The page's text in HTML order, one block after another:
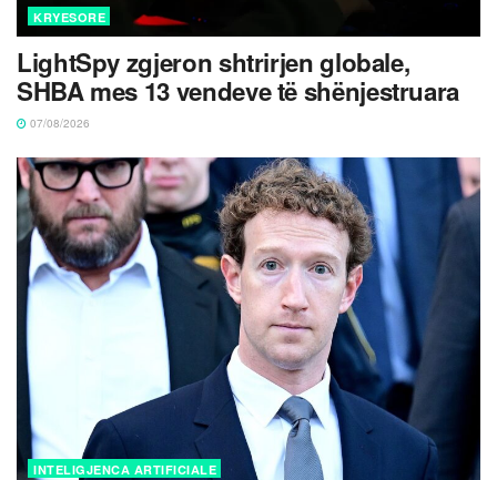
KRYESORE
LightSpy zgjeron shtrirjen globale,
SHBA mes 13 vendeve të shënjestruara
07/08/2026
INTELIGJENCA ARTIFICIALE